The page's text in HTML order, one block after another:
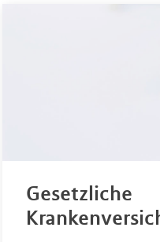
Gesetzliche